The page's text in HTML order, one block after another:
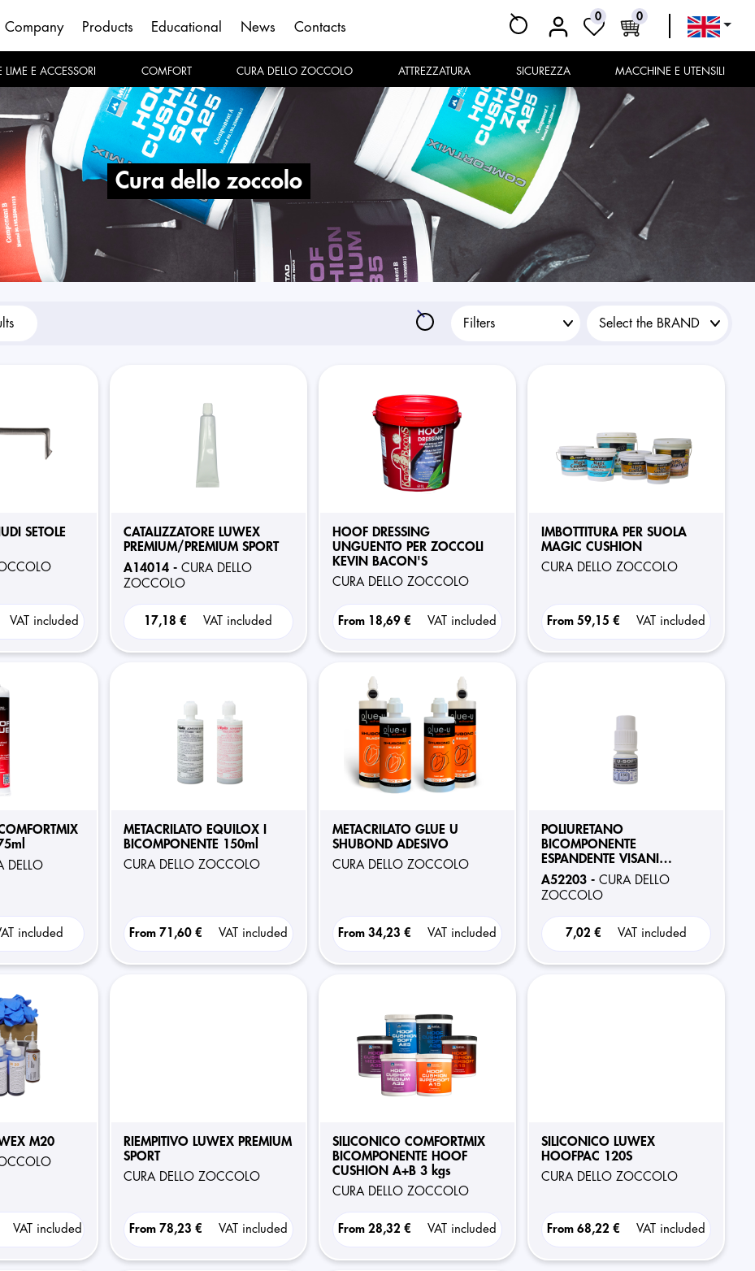
Company Products Educational News Contacts
0 0
LIME E ACCESSORI COMFORT CURA DELLO ZOCCOLO ATTREZZATURA SICUREZZA MACCHINE E UTENSILI
cura dello zoccolo
SETOLE
VAT included
CATALIZZATORE LUWEX
PREMIUM/PREMIUM SPORT
A14014 - CURA DELLO
ZOCCOLO
17,18 € VAT included
HOOF DRESSING
UNGUENTO PER ZOCCOLI
KEVIN BACON'S
CURA DELLO ZOCCOLO
From18,69 € VAT included
IMBOTTITURA PER SUOLA
MAGIC CUSHION
CURA DELLO ZOCCOLO
From59,15 € VAT included
DELLO
included
METACRILATO EQUILOX I
BICOMPONENTE 150ml
CURA DELLO ZOCCOLO
From71,60 € VAT included
METACRILATO GLUE U
SHUBOND ADESIVO
CURA DELLO ZOCCOLO
From34,23 € VAT included
POLIURETANO
BICOMPONENTE
ESPANDENTE VISANI
EXPAND-SOFT 60ml
A52203 - CURA DELLO
ZOCCOLO
7,02 € VAT included
M20
VAT included
RIEMPITIVO LUWEX PREMIUM
SPORT
CURA DELLO ZOCCOLO
From78,23 € VAT included
SILICONICO COMFORTMIX
BICOMPONENTE HOOF
CUSHION A+B 3 kgs
CURA DELLO ZOCCOLO
From28,32 € VAT included
SILICONICO LUWEX
HOOFPAC 120S
CURA DELLO ZOCCOLO
From68,22 € VAT included